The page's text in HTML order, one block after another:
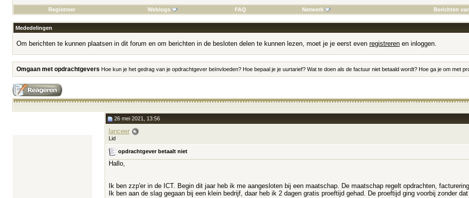
Registreer
Weblogs FAQ Netwerk Berichten
Mededelingen
Om berichten te kunnen plaatsen in dit forum en om berichten in de besloten delen te kunnen lezen, moet je je eerst even registreren en inloggen.
Omgaan met opdrachtgevers Hoe kun je het gedrag van je opdrachtgever beïnvloeden? Hoe bepaal je je uurtarief? Wat te doen als de factuur niet betaald wordt? Hoe ga je om met
26 mei 2021, 13:56
lanceer
Lid
opdrachtgever betaalt niet
Hallo,
Ik ben zzp'er in de ICT. Begin dit jaar heb ik me aangesloten bij een maatschap. De maatschap regelt opdrachten,
Ik ben aan de slag gegaan bij een klein bedrijf, daar heb ik 2 dagen gratis proeftijd gehad. De proeftijd ging voorbij zonder dat